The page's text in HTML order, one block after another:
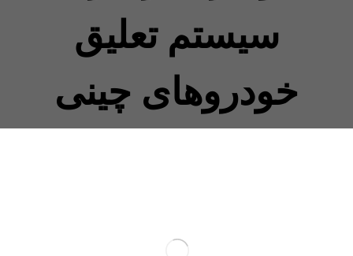
سیستم تعلیق
خودروهای چینی